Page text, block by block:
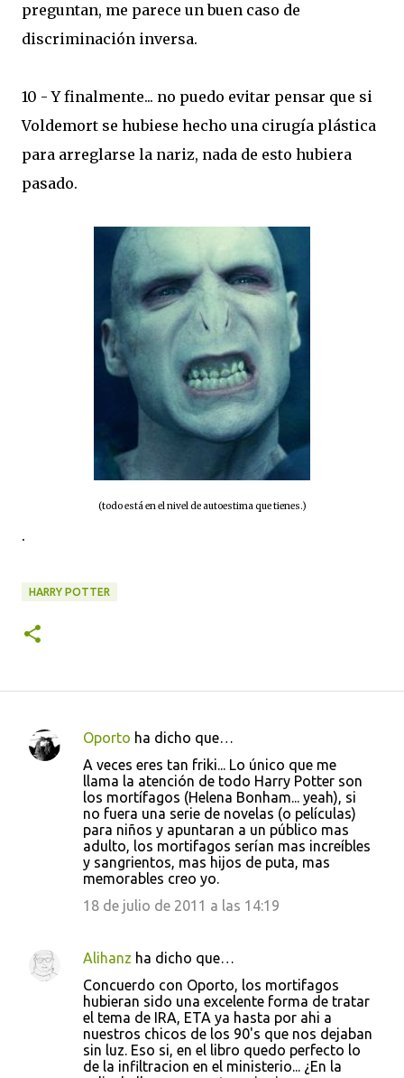
preguntan, me parece un buen caso de
discriminación inversa.
10 - Y finalmente... no puedo evitar pensar que si
Voldemort se hubiese hecho una cirugía plástica
para arreglarse la nariz, nada de esto hubiera
pasado.
(todo está en el nivel de autoestima que tienes.)
.
HARRY POTTER
C
o
Oporto ha dicho que…
A veces eres tan friki... Lo único que me
llama la atención de todo Harry Potter son
los mortífagos (Helena Bonham... yeah), si
no fuera una serie de novelas (o películas)
para niños y apuntaran a un público mas
adulto, los mortifagos serían mas increíbles
y sangrientos, mas hijos de puta, mas
memorables creo yo.
18 de julio de 2011 a las 14:19
Alihanz ha dicho que…
Concuerdo con Oporto, los mortifagos
hubieran sido una excelente forma de tratar
el tema de IRA, ETA ya hasta por ahi a
nuestros chicos de los 90's que nos dejaban
sin luz. Eso si, en el libro quedo perfecto lo
de la infiltracion en el ministerio... ¿En la